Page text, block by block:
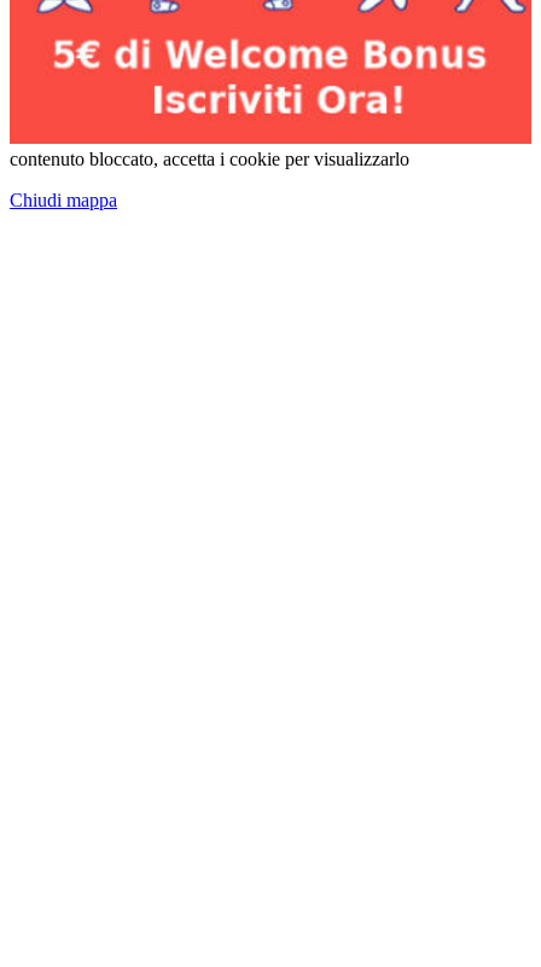
contenuto bloccato, accetta i cookie per visualizzarlo
Chiudi mappa